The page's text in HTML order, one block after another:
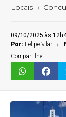
Locais
09/10/2025 às
Por: Felipe Vilar
Compartilhe: